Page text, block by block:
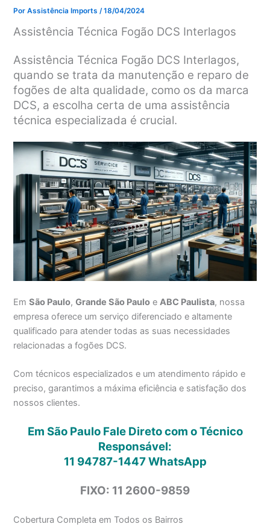
PorAssistência Imports/18/04/2024
Assistência Técnica Fogão DCS Interlagos
Assistência Técnica Fogão DCS Interlagos,
quando se trata da manutenção e reparo de
fogões de alta qualidade, como os da marca
DCS, a escolha certa de uma assistência
técnica especializada é crucial.
EmSão Paulo,Grande São Paulo eABC Paulista, nossa
empresa oferece um serviço diferenciado e altamente
qualificado para atender todas as suas necessidades
relacionadas a fogões DCS.
Com técnicos especializados e um atendimento rápido e
preciso, garantimos a máxima eficiência e satisfação dos
nossos clientes.
Em São Paulo Fale Direto com o Técnico
Responsável:
11 94787-1447WhatsApp
FIXO: 11 2600-9859
Cobertura Completa em Todos os Bairros